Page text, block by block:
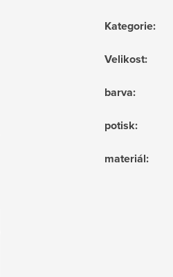
Kategorie:
Velikost:
barva:
potisk:
materiál: